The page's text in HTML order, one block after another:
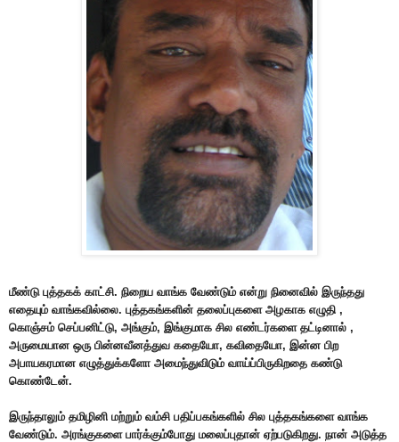
மீண்டு புத்தகக் காட்சி. நிறைய வாங்க வேண்டும் என்று நினைவில் இருந்தது
எதையும் வாங்கவில்லை. புத்தகங்களின் தலைப்புகளை அழகாக எழுதி ,
கொஞ்சம் செப்பனிட்டு, அங்கும், இங்குமாக சில எண்டர்களை தட்டினால் ,
அருமையான ஒரு பின்னவீனத்துவ கதையோ, கவிதையோ, இன்ன பிற
அபாயகரமான எழுத்துக்களோ அமைந்துவிடும் வாய்ப்பிருகிறதை கண்டு
கொண்டேன்.
இருந்தாலும் தமிழினி மற்றும் வம்சி பதிப்பகங்களில் சில புத்தகங்களை வாங்க
வேண்டும். அரங்குகளை பார்க்கும்போது மலைப்புதான் ஏற்படுகிறது. நான் அடுத்த